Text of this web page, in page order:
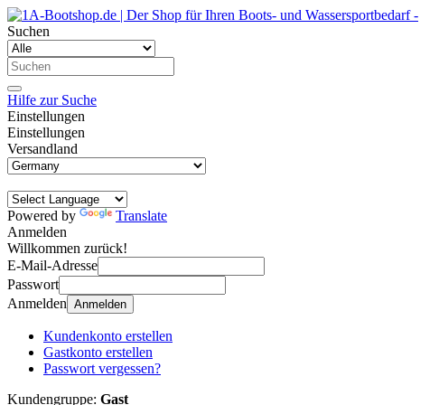
Suchen
Hilfe zur Suche
Einstellungen
Einstellungen
Versandland
Powered by
Translate
Anmelden
Willkommen zurück!
E-Mail-Adresse
Passwort
Anmelden Anmelden
Kundenkonto erstellen
Gastkonto erstellen
Passwort vergessen?
Kundengruppe: Gast